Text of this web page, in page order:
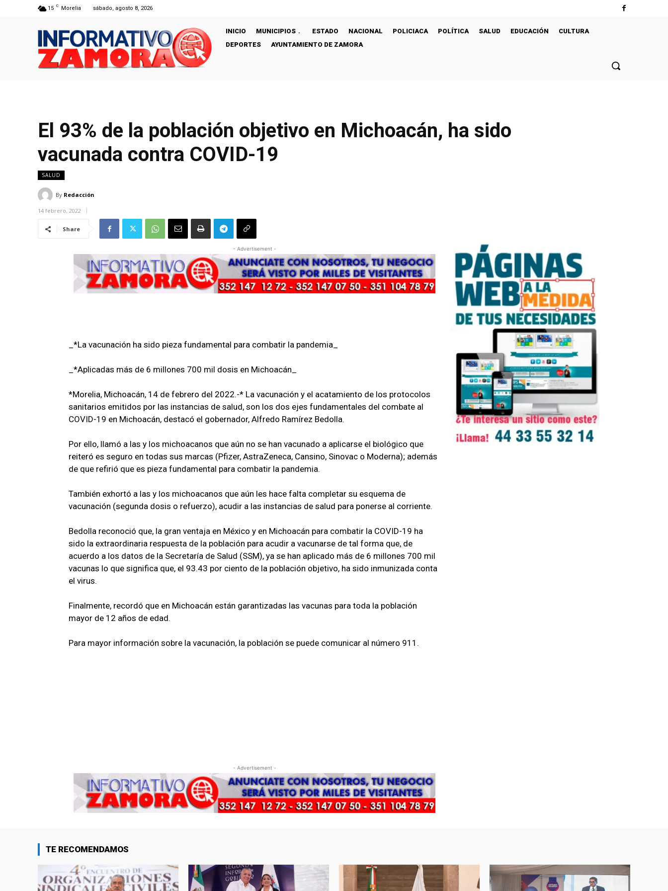
15 C Morelia sábado, agosto 8, 2026
INICIO MUNICIPIOS ESTADO NACIONAL POLICIACA POLÍTICA SALUD EDUCACIÓN
CULTURA
DEPORTES
AYUNTAMIENTO DE ZAMORA
El 93% de la población objetivo en Michoacán, ha sido
vacunada contra COVID-19
SALUD
By Redacción
14 febrero, 2022
Share
- Advertisement -
_*La vacunación ha sido pieza fundamental para combatir la pandemia_
_*Aplicadas más de 6 millones 700 mil dosis en Michoacán_
*Morelia, Michoacán, 14 de febrero del 2022.-* La vacunación y el acatamiento de los protocolos
sanitarios emitidos por las instancias de salud, son los dos ejes fundamentales del combate al
COVID-19 en Michoacán, destacó el gobernador, Alfredo Ramírez Bedolla.
Por ello, llamó a las y los michoacanos que aún no se han vacunado a aplicarse el biológico que
reiteró es seguro en todas sus marcas (Pfizer, AstraZeneca, Cansino, Sinovac o Moderna); además
de que refirió que es pieza fundamental para combatir la pandemia.
También exhortó a las y los michoacanos que aún les hace falta completar su esquema de
vacunación (segunda dosis o refuerzo), acudir a las instancias de salud para ponerse al corriente.
Bedolla reconoció que, la gran ventaja en México y en Michoacán para combatir la COVID-19 ha
sido la extraordinaria respuesta de la población para acudir a vacunarse de tal forma que, de
acuerdo a los datos de la Secretaría de Salud (SSM), ya se han aplicado más de 6 millones 700 mil
vacunas lo que significa que, el 93.43 por ciento de la población objetivo, ha sido inmunizada conta
el virus.
Finalmente, recordó que en Michoacán están garantizadas las vacunas para toda la población
mayor de 12 años de edad.
Para mayor información sobre la vacunación, la población se puede comunicar al número 911.
- Advertisement -
TE RECOMENDAMOS